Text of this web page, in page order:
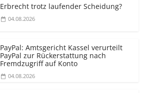
Erbrecht trotz laufender Scheidung?
04.08.2026
PayPal: Amtsgericht Kassel verurteilt
PayPal zur Rückerstattung nach
Fremdzugriff auf Konto
04.08.2026